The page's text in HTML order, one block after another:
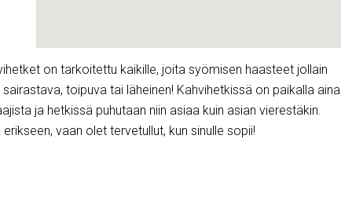
on tarkoitettu kaikille, joita syömisen haasteet jollain
toipuva tai läheinen! Kahvihetkissä on paikalla aina
ja hetkissä puhutaan niin asiaa kuin asian vierestäkin.
vaan olet tervetullut, kun sinulle sopii!